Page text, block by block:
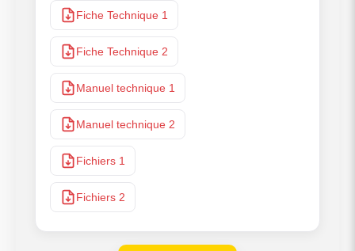
Fiche Technique 1
Fiche Technique 2
Manuel technique 1
Manuel technique 2
Fichiers 1
Fichiers 2